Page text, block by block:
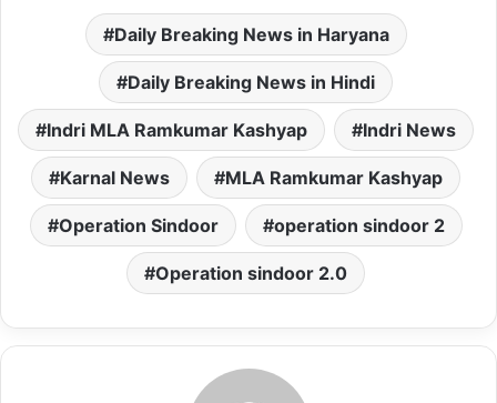
A
p
p
c
b
o
o
a
i
l
s
t
o
d
o
n
a
i
Daily Breaking News in Haryana
Daily Breaking News in Hindi
Indri MLA Ramkumar Kashyap Indri News
Karnal News MLA Ramkumar Kashyap
Operation Sindoor operation sindoor 2
Operation sindoor 2.0